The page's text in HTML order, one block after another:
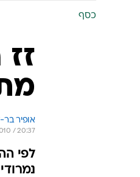
כסף
אופיר
/ 20:37
לפי